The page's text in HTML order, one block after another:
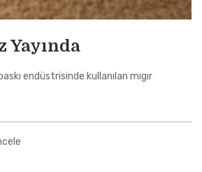
Yayında
endüstrisinde kullanılan mıgır